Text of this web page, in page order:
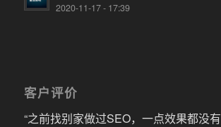
2020-11-17 - 17:39
客户评价
“之前找别家做过SEO，一点效果都没